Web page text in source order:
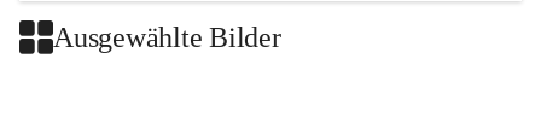
Ausgewählte Bilder